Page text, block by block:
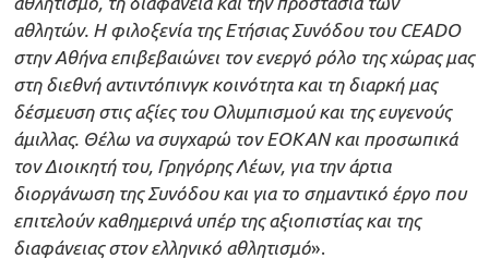
αθλητών. Η φιλοξενία της Ετήσιας Συνόδου του CEADO
στην Αθήνα επιβεβαιώνει τον ενεργό ρόλο της χώρας μας
στη διεθνή αντιντόπινγκ κοινότητα και τη διαρκή μας
δέσμευση στις αξίες του Ολυμπισμού και της ευγενούς
άμιλλας. Θέλω να συγχαρώ τον ΕΟΚΑΝ και προσωπικά
τον Διοικητή του, Γρηγόρης Λέων, για την άρτια
διοργάνωση της Συνόδου και για το σημαντικό έργο που
επιτελούν καθημερινά υπέρ της αξιοπιστίας και της
διαφάνειας στον ελληνικό αθλητισμό».